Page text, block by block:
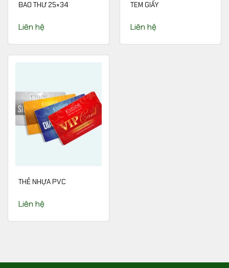
BAO THƯ 25×34
Liên hệ
TEM GIẤY
Liên hệ
THẺ NHỰA PVC
Liên hệ